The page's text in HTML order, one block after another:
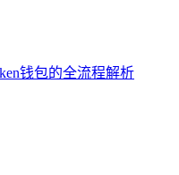
钱包的全流程解析